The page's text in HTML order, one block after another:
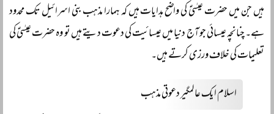
ہیں جن میں حضرت عیسٰیؑ کی واضح ہدایات ہیں کہ ہمارا مذہب بنی اسرائیل تک محدود
ہے۔ چنانچہ عیسائی جو آج دنیا میں عیسائیت کی دعوت دیتے ہیں تو وہ حضرت عیسٰیؑ کی
تعلیمات کی خلاف ورزی کرتے ہیں۔
اسلام ایک عالمگیر دعوتی مذہب